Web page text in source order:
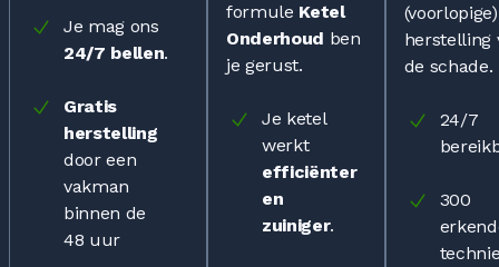
Je mag ons
24/7 bellen.
Gratis
herstelling
door een
vakman
binnen de
48 uur
formule Ketel
Onderhoud ben
je gerust.
Je ketel
werkt
efficiënter
en
zuiniger.
(voorlopige)
herstelling
de schade.
24/7
300